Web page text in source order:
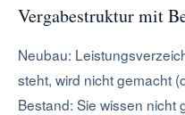
Vergabestruktur mit
Neubau:
steht, wird nicht gemacht
Bestand: Sie wissen nicht